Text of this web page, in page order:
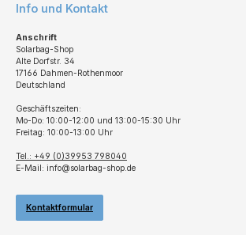
Info und Kontakt
Anschrift
Solarbag-Shop
Alte Dorfstr. 34
17166 Dahmen-Rothenmoor
Deutschland
Geschäftszeiten:
Mo-Do: 10:00-12:00 und 13:00-15:30 Uhr
Freitag: 10:00-13:00 Uhr
Tel.: +49 (0)39953 798040
E-Mail: info@solarbag-shop.de
Kontaktformular